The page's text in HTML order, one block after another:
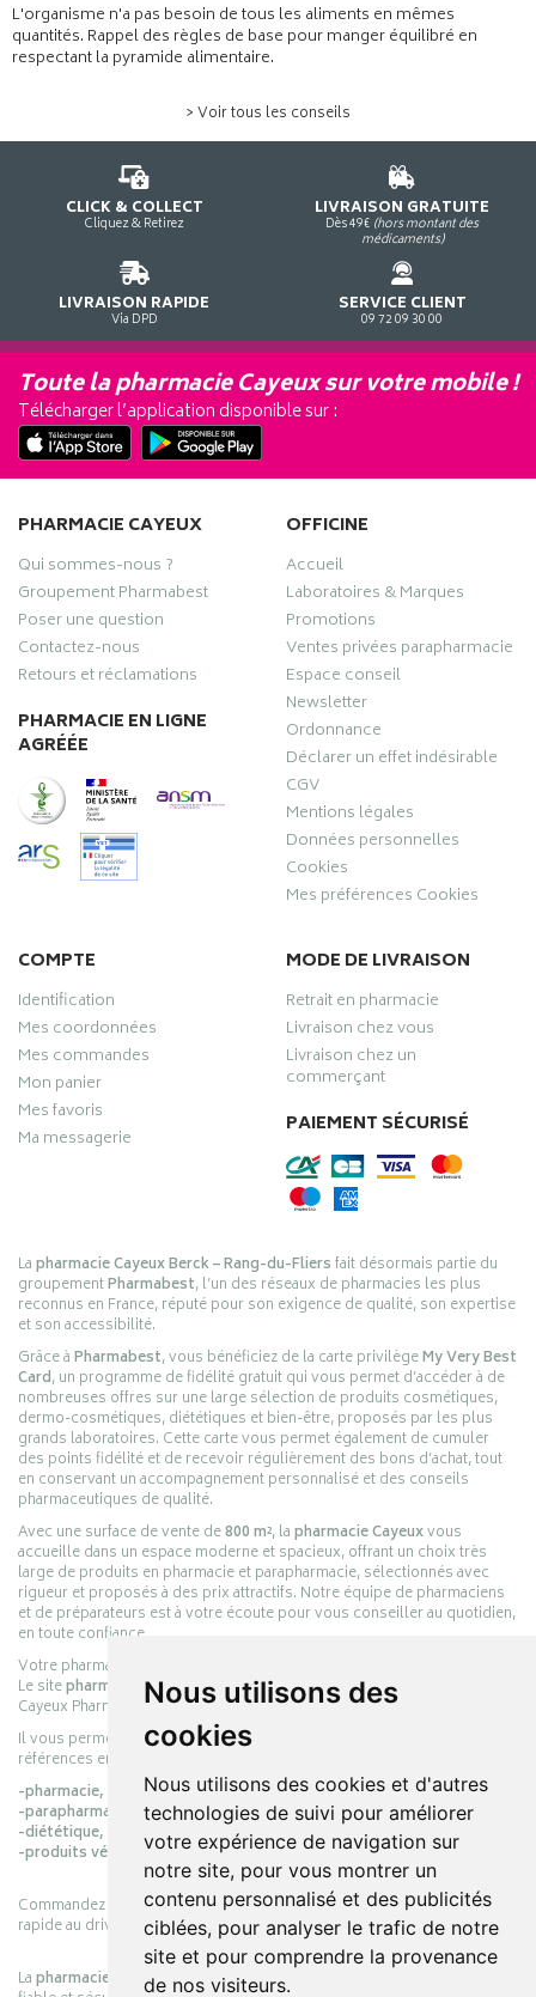
Nous utilisons des
cookies
Nous utilisons des cookies et d'autres
technologies de suivi pour améliorer
votre expérience de navigation sur
notre site, pour vous montrer un
contenu personnalisé et des publicités
ciblées, pour analyser le trafic de notre
site et pour comprendre la provenance
de nos visiteurs.
L'organisme n'a pas besoin de tous les aliments en mêmes
quantités. Rappel des règles de base pour manger équilibré en
respectant la pyramide alimentaire.
> Voir tous les conseils
CLICK & COLLECT
Cliquez & Retirez
LIVRAISON GRATUITE
Dès 49€ (hors montant des
médicaments)
LIVRAISON RAPIDE
Via DPD
SERVICE CLIENT
09 72 09 30 00
Toute la pharmacie Cayeux sur votre mobile !
Télécharger l’application disponible sur :
PHARMACIE CAYEUX
Qui sommes-nous ?
Groupement Pharmabest
Poser une question
Contactez-nous
Retours et réclamations
PHARMACIE EN LIGNE
AGRÉÉE
OFFICINE
Accueil
Laboratoires & Marques
Promotions
Ventes privées parapharmacie
Espace conseil
Newsletter
Ordonnance
Déclarer un effet indésirable
CGV
Mentions légales
Données personnelles
Cookies
Mes préférences Cookies
COMPTE
Identification
Mes coordonnées
Mes commandes
Mon panier
Mes favoris
Ma messagerie
MODE DE LIVRAISON
Retrait en pharmacie
Livraison chez vous
Livraison chez un
commerçant
PAIEMENT SÉCURISÉ
Lapharmacie Cayeux Berck – Rang-du-Fliersfait désormais partie du
groupementPharmabest, l’un des réseaux de pharmacies les plus
reconnus en France, réputé pour son exigence de qualité, son expertise
et son accessibilité.
Grâce àPharmabest, vous bénéficiez de la carte privilègeMy Very Best
Card, un programme de fidélité gratuit qui vous permet d’accéder à de
nombreuses offres sur une large sélection de produits cosmétiques,
dermo-cosmétiques, diététiques et bien-être, proposés par les plus
grands laboratoires. Cette carte vous permet également de cumuler
des points fidélité et de recevoir régulièrement des bons d’achat, tout
en conservant un accompagnement personnalisé et des conseils
pharmaceutiques de qualité.
Avec une surface de vente de800 m², lapharmacie Cayeuxvous
accueille dans un espace moderne et spacieux, offrant un choix très
large de produits en pharmacie et parapharmacie, sélectionnés avec
rigueur et proposés à des prix attractifs. Notre équipe de pharmaciens
et de préparateurs est à votre écoute pour vous conseiller au quotidien,
en toute confiance.
Votre pharmacie en ligne :
Le sitepharmacie-cayeux.frest le prolongement digital de la pharmacie
Cayeux Pharmabest Berck-sur-Mer – Rang-du-Fliers.
Il vous permet de réaliser vos achats en ligne parmi des milliers de
références en :
-pharmacie,
-parapharmacie,
-diététique,
-produits vétérinaires.
Commandez simplement vos produits en ligne et choisissez le retrait
rapide au drive ou la livraison à domicile, en toute simplicité.
Lapharmacie Cayeuxs’engage à vous offrir une expérience pratique,